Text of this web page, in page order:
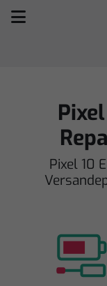
Selbst
Shop
Pixel 10